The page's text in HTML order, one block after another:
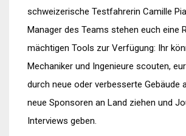
schweizerische Testfahrerin Camille
Manager des Teams stehen euch eine
mächtigen Tools zur Verfügung: Ihr
Mechaniker und Ingenieure scouten,
durch neue oder verbesserte Gebäude
neue Sponsoren an Land ziehen und
Interviews geben.